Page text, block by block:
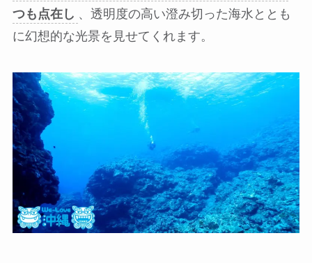
つも点在し 、透明度の高い澄み切った海水ととも
に幻想的な光景を見せてくれます。